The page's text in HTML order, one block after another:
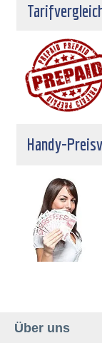
Handy-
Über uns